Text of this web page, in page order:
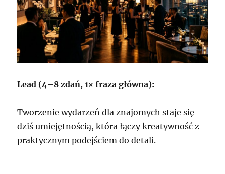
Lead (4–8 zdań, 1× fraza główna):
Tworzenie wydarzeń dla znajomych staje się
dziś umiejętnością, która łączy kreatywność z
praktycznym podejściem do detali.